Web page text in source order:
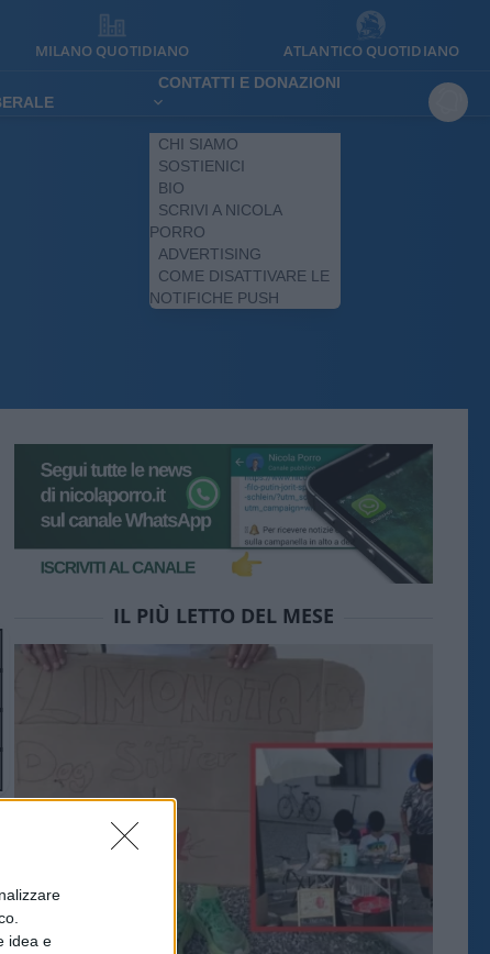
idea e
MILANO QUOTIDIANO ATLANTICO QUOTIDIANO
CONTATTI E DONAZIONI
CHI SIAMO
SOSTIENICI
BIO
SCRIVI A NICOLA
PORRO
ADVERTISING
COME DISATTIVARE LE
NOTIFICHE PUSH
IL PIÙ LETTO DEL MESE